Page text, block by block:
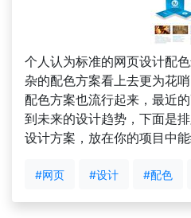
个人认为标准的网页设计配
杂的配色方案看上去更为花
配色方案也流行起来，最近
到未来的设计趋势，下面是
设计方案，放在你的项目中
#网页 #设计 #配色